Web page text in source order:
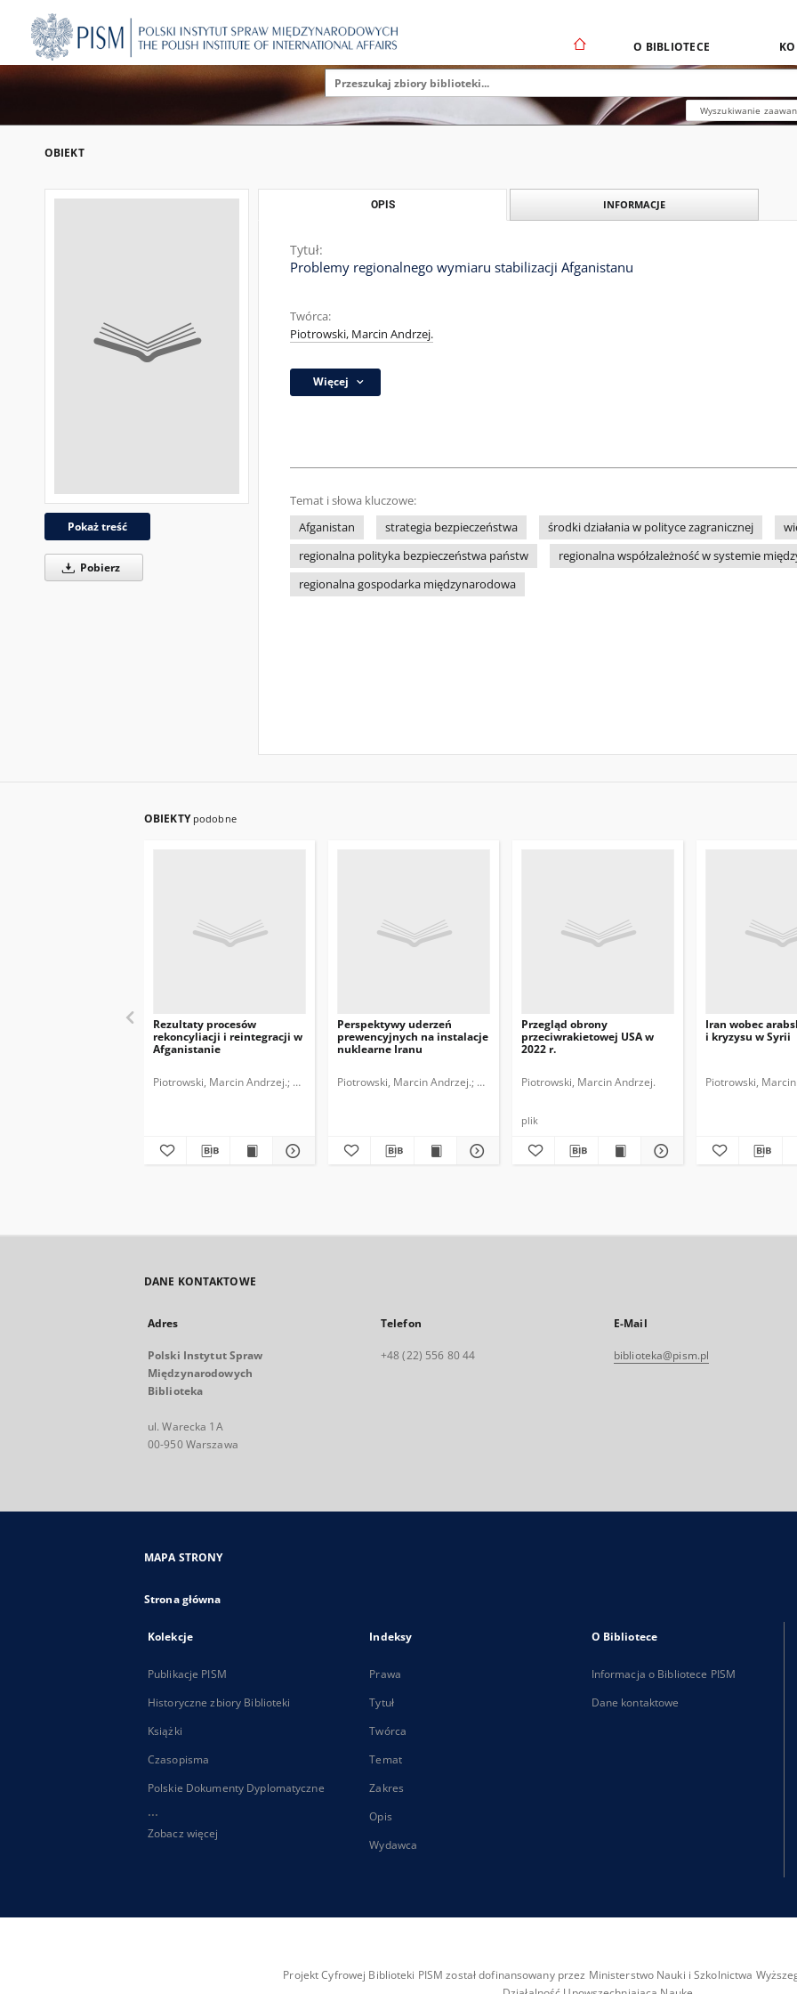
O BIBLIOTECE
Wyszukiwanie
OBIEKT
Pokaż treść
Pobierz
OPIS INFORMACJE
Tytuł:
Problemy regionalnego wymiaru stabilizacji Afganistanu
Twórca:
Piotrowski, Marcin Andrzej.
Więcej
Temat i słowa kluczowe:
Afganistan
strategia bezpieczeństwa środki działania w polityce zagranicznej
regionalna polityka bezpieczeństwa państw
regionalna współzależność w systemie
regionalna gospodarka międzynarodowa
OBIEKTY podobne
Rezultaty procesów
rekoncyliacji i reintegracji w
Afganistanie
Piotrowski, Marcin Andrzej. Polski Instytut Spraw Międzynarodowych.
Perspektywy uderzeń
prewencyjnych na instalacje
nuklearne Iranu
Piotrowski, Marcin Andrzej. Polski Instytut Spraw Międzynarodowych.
Przegląd obrony
przeciwrakietowej USA w
2022 r.
Piotrowski, Marcin Andrzej.
plik
Iran wobec
i kryzysu w Syrii
Piotrowski,
DANE KONTAKTOWE
Adres
Polski Instytut Spraw
Międzynarodowych
Biblioteka
ul. Warecka 1A
00-950 Warszawa
Telefon
+48 (22) 556 80 44
E-Mail
biblioteka@pism.pl
MAPA STRONY
Strona główna
Kolekcje
Publikacje PISM
Historyczne zbiory Biblioteki
Książki
Czasopisma
Polskie Dokumenty Dyplomatyczne
...
Zobacz więcej
Indeksy
Prawa
Tytuł
Twórca
Temat
Zakres
Opis
Wydawca
O Bibliotece
Informacja o Bibliotece PISM
Dane kontaktowe
Projekt Cyfrowej Biblioteki PISM został dofinansowany przez Ministerstwo Nauki i Szkolnictwa